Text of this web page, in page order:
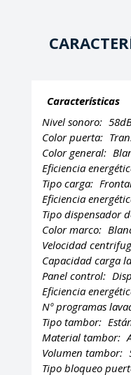
Características
Nivel sonoro:
Color puerta:
Color general:
Eficiencia
Tipo carga:
Eficiencia
Tipo dispensador
Color marco:
Velocidad
Capacidad carga
Panel control:
Eficiencia
Nº programas
Tipo tambor:
Material tambor:
Volumen tambor:
Tipo bloqueo